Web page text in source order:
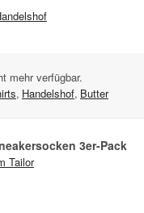
mehr verfügbar.
, Handelshof, Butter
3er-Pack
Tailor